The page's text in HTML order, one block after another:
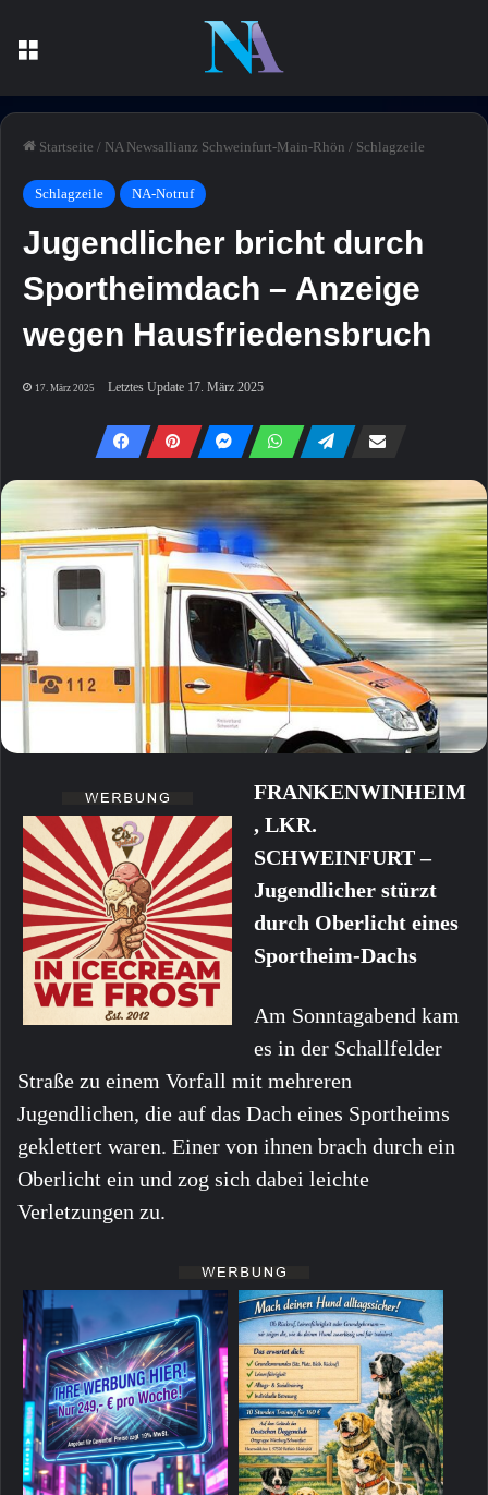
Startseite / NA Newsallianz Schweinfurt-Main-Rhön / Schlagzeile
Schlagzeile NA-Notruf
Jugendlicher bricht durch
Sportheimdach – Anzeige
wegen Hausfriedensbruch
17. März 2025 Letztes Update 17. März 2025
FRANKENWINHEIM
, LKR.
SCHWEINFURT –
Jugendlicher stürzt
durch Oberlicht eines
Sportheim-Dachs
Am Sonntagabend kam
es in der Schallfelder
Straße zu einem Vorfall mit mehreren
Jugendlichen, die auf das Dach eines Sportheims
geklettert waren. Einer von ihnen brach durch ein
Oberlicht ein und zog sich dabei leichte
Verletzungen zu.